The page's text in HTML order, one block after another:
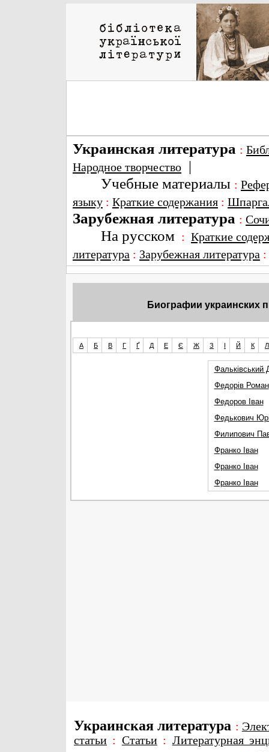
Украинская литература :
Народное творчество |
Учебные материалы :
языку : Краткие содержания :
Зарубежная литература :
На русском : Краткие
литература : Зарубежная литература
Биографии украинских
А Б В Г Ґ Д Е Є Ж З І Й К Л
Фальківський
Федорів Роман
Федоров Іван
Федькович
Филипович
Франко Іван
Франко Іван
Франко Іван
Украинская литература :
статьи : Статьи: Литературная